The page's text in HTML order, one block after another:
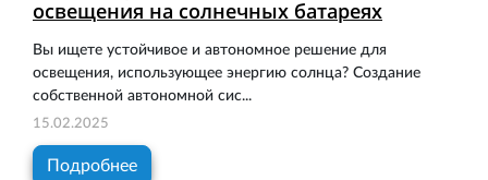
освещения на солнечных батареях
Вы ищете устойчивое и автономное решение для
освещения, использующее энергию солнца? Создание
собственной автономной сис...
15.02.2025
Подробнее